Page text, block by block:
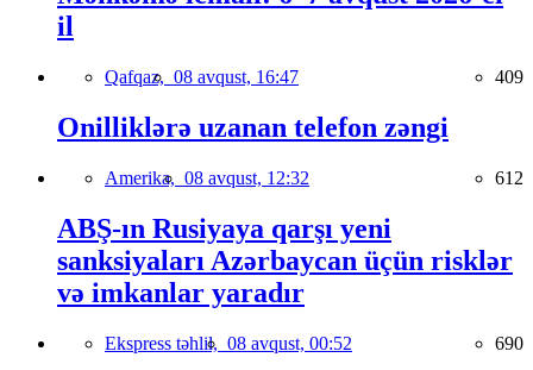
il
Qafqaz, 08 avqust, 16:47 409
Onilliklərə uzanan telefon zəngi
Amerika, 08 avqust, 12:32 612
ABŞ-ın Rusiyaya qarşı yeni
sanksiyaları Azərbaycan üçün risklər
və imkanlar yaradır
Ekspress təhlil, 08 avqust, 00:52 690